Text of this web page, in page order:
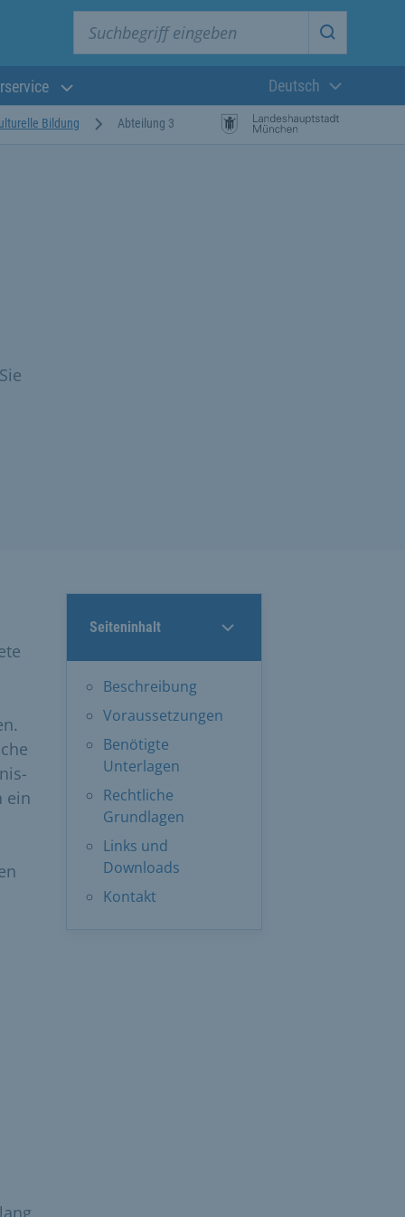
Suche
Aktuelle
Deutsch
Bildung Abteilung 3
Seiteninhalt
Beschreibung
Voraussetzungen
Benötigte
Unterlagen
Rechtliche
Grundlagen
Links und
Downloads
Kontakt
ein